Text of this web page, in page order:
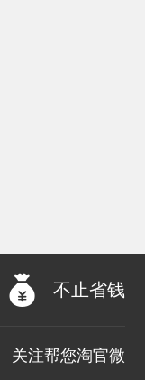
不止省钱
关注帮您淘官微